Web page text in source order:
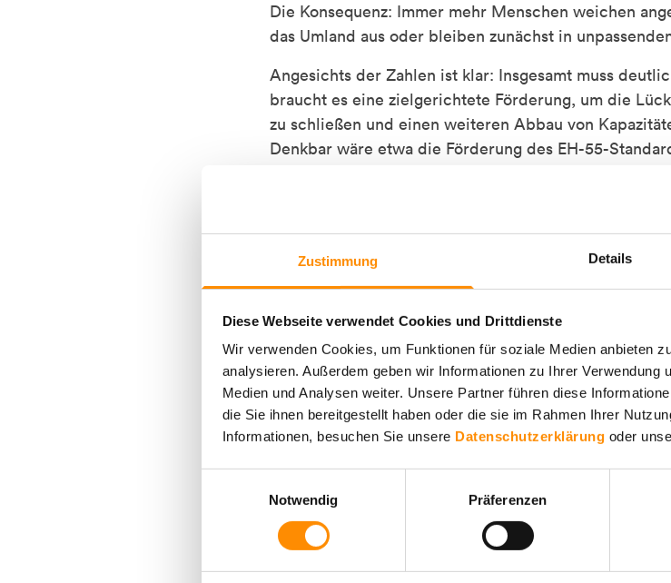
Zustimmung Details
Diese Webseite verwendet Cookies und Drittdienste
Wir verwenden Cookies, um Funktionen für soziale Medien anbieten
analysieren. Außerdem geben wir Informationen zu Ihrer
Medien und Analysen weiter. Unsere Partner führen diese
die Sie ihnen bereitgestellt haben oder die sie im Rahmen Ihrer
Informationen, besuchen Sie unsere Datenschutzerklärung oder
Notwendig
Präferenzen
Die Konsequenz: Immer mehr Menschen weichen
das Umland aus oder bleiben zunächst in
Angesichts der Zahlen ist klar: Insgesamt muss
braucht es eine zielgerichtete Förderung, um die
zu schließen und einen weiteren Abbau von
Denkbar wäre etwa die Förderung des EH-55-
Erstkäufern durch Freibeträge bei der
Bislang hat die Bundespolitik jedoch keinen dieser
Folgen für die Bautätigkeit.